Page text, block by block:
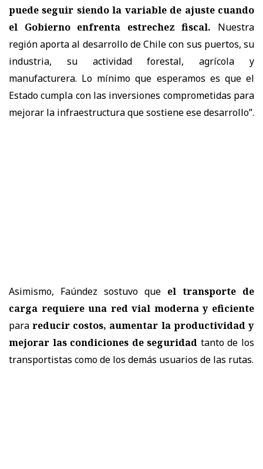
puede seguir siendo la variable de ajuste cuando
el Gobierno enfrenta estrechez fiscal. Nuestra
región aporta al desarrollo de Chile con sus puertos, su
industria, su actividad forestal, agrícola y
manufacturera. Lo mínimo que esperamos es que el
Estado cumpla con las inversiones comprometidas para
mejorar la infraestructura que sostiene ese desarrollo”.
Asimismo, Faúndez sostuvo que el transporte de
carga requiere una red vial moderna y eficiente
parareducir costos, aumentar la productividad y
mejorar las condiciones de seguridad tanto de los
transportistas como de los demás usuarios de las rutas.